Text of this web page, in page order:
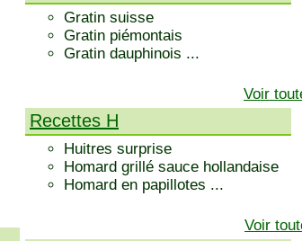
Gratin suisse
Gratin piémontais
Gratin dauphinois ...
Voir
Recettes H
Huitres surprise
Homard grillé sauce hollandaise
Homard en papillotes ...
Voir